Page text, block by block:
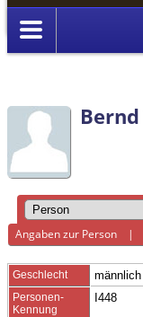
Anmelden
Angaben zur Person |
Geschlecht männlich
Personen-
Kennung
I448